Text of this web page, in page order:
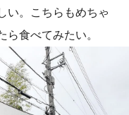
い。こちらもめちゃ
ら食べてみたい。